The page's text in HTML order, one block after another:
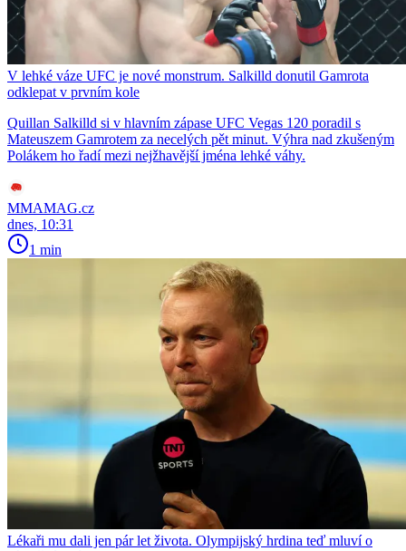
V lehké váze UFC je nové monstrum. Salkilld donutil Gamrota
odklepat v prvním kole
Quillan Salkilld si v hlavním zápase UFC Vegas 120 poradil s
Mateuszem Gamrotem za necelých pět minut. Výhra nad zkušeným
Polákem ho řadí mezi nejžhavější jména lehké váhy.
MMAMAG.cz
dnes, 10:31
1 min
Lékaři mu dali jen pár let života. Olympijský hrdina teď mluví o